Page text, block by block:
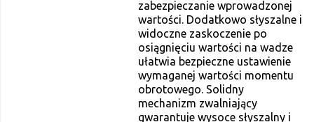
zabezpieczanie wprowadzonej
wartości. Dodatkowo słyszalne i
widoczne zaskoczenie po
osiągnięciu wartości na wadze
ułatwia bezpieczne ustawienie
wymaganej wartości momentu
obrotowego. Solidny
mechanizm zwalniający
gwarantuje wysoce słyszalny i